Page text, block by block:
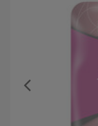
Previous